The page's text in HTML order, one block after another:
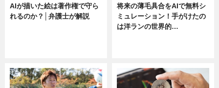
AIが描いた絵は著作権で守ら
れるのか？│弁護士が解説
将来の薄毛具合をAIで無料シ
ミュレーション！手がけたの
は洋ランの世界的…